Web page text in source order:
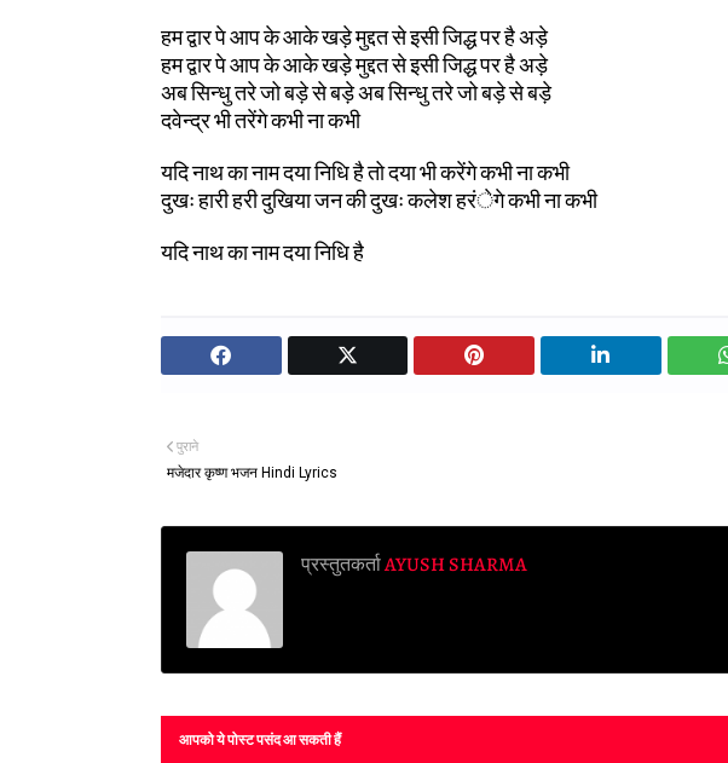
हम द्वार पे आप के आके खड़े मुद्दत से इसी जिद्ध पर है अड़े
हम द्वार पे आप के आके खड़े मुद्दत से इसी जिद्ध पर है अड़े
अब सिन्धु तरे जो बड़े से बड़े अब सिन्धु तरे जो बड़े से बड़े
दवेन्द्र भी तरेंगे कभी ना कभी
यदि नाथ का नाम दया निधि है तो दया भी करेंगे कभी ना कभी
दुखः हारी हरी दुखिया जन की दुखः कलेश हरंेगे कभी ना कभी
यदि नाथ का नाम दया निधि है
पुराने
मजेदार कृष्ण भजन Hindi Lyrics
प्रस्तुतकर्ताAYUSH SHARMA
आपको ये पोस्ट पसंद आ सकती हैं